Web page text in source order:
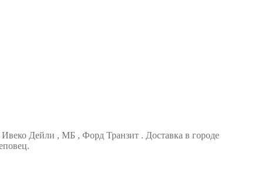
Дейли , МБ , Форд Транзит . Доставка в городе